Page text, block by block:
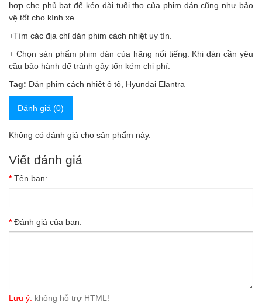
hợp che phủ bạt để kéo dài tuổi thọ của phim dán cũng như bảo
vệ tốt cho kính xe.
+Tìm các địa chỉ dán phim cách nhiệt uy tín.
+ Chọn sản phẩm phim dán của hãng nổi tiếng. Khi dán cần yêu
cầu bảo hành để tránh gây tốn kém chi phí.
Tag: Dán phim cách nhiệt ô tô Hyundai Elantra
Đánh giá (0)
Không có đánh giá cho sản phẩm này.
Viết đánh giá
Tên bạn:
Đánh giá của bạn:
Lưu ý: không hỗ trợ HTML!